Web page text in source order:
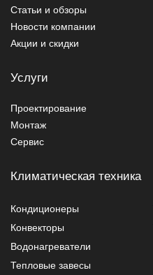
Статьи и обзоры
Новости компании
Акции и скидки
Услуги
Проектирование
Монтаж
Сервис
Климатическая техника
Кондиционеры
Конвекторы
Водонагреватели
Тепловые завесы